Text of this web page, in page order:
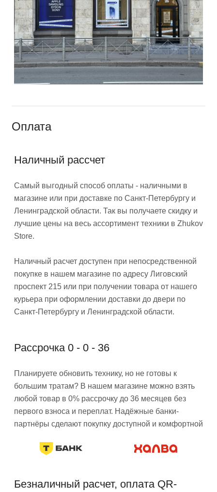
Оплата
Наличный рассчет
Самый выгодный способ оплаты - наличными в
магазине или при доставке по Санкт-Петербургу и
Ленинградской области. Так вы получаете скидку и
лучшие цены на весь ассортимент техники в Zhukov
Store.
Наличный расчет доступен при непосредственной
покупке в нашем магазине по адресу Лиговский
проспект 215 или при получении товара от нашего
курьера при оформлении доставки до двери по
Санкт-Петербургу и Ленинградской области.
Рассрочка 0 - 0 - 36
Планируете обновить технику, но не готовы к
большим тратам? В нашем магазине можно взять
любой товар в 0% рассрочку до 36 месяцев без
первого взноса и переплат. Надёжные банки-
партнёры сделают покупку доступной и комфортной
Безналичный расчет, оплата QR-